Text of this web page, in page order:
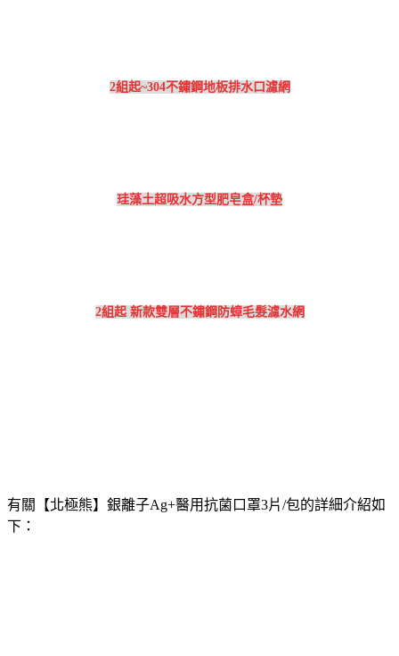
2組起~304不鏽鋼地板排水口濾網
珪藻土超吸水方型肥皂盒/杯墊
2組起 新款雙層不鏽鋼防蟑毛髮濾水網
有關【北極熊】銀離子Ag+醫用抗菌口罩3片/包的詳細介紹如
下：